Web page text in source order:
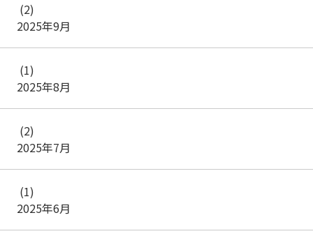
2025年9月
(2)
2025年8月
(1)
2025年7月
(2)
2025年6月
(1)